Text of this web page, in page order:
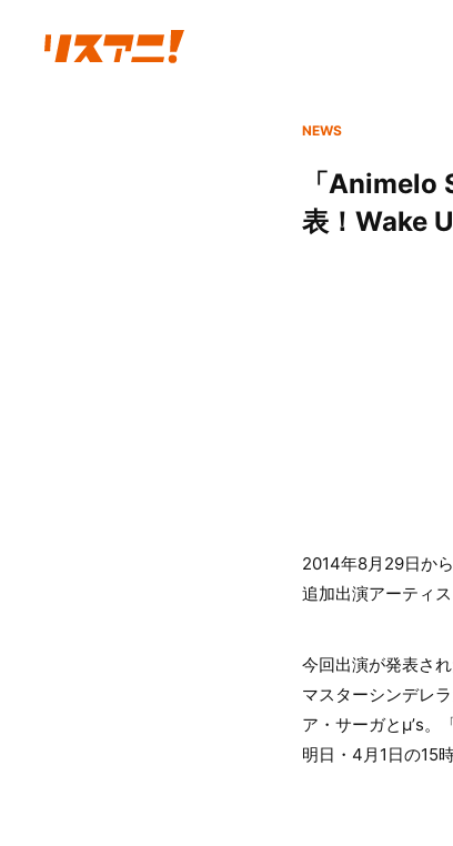
NEWS
「
表！Wake
2014年8月29日か
追加出演アーティ
今回出演が発表さ
マスターシンデレ
ア・サーガとμ’s。
明日・4月1日の15